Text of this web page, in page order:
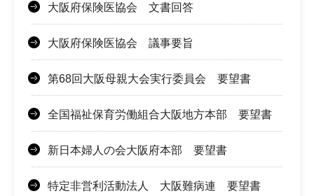
大阪府保険医協会 文書回答
大阪府保険医協会 議事要旨
第68回大阪母親大会実行委員会 要望書
全国福祉保育労働組合大阪地方本部 要望書
新日本婦人の会大阪府本部 要望書
特定非営利活動法人 大阪難病連 要望書